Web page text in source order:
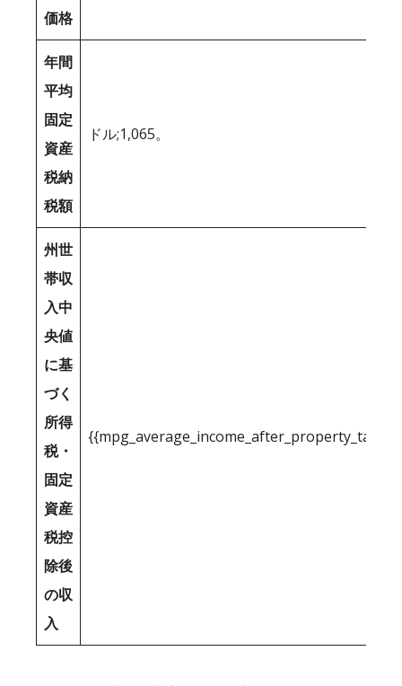
価格
年間
平均
固定
資産
税納
税額
ドル;1,065。
州世
帯収
入中
央値
に基
づく
所得
税・
固定
資産
税控
除後
の収
入